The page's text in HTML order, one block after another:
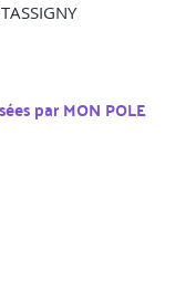
parMON POLE